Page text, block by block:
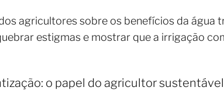
agricultores sobre os benefícios da água
estigmas e mostrar que a irrigação
o papel do agricultor sustentável